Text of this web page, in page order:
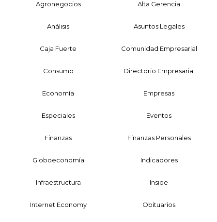
Agronegocios Alta Gerencia
Análisis Asuntos Legales
Caja Fuerte Comunidad Empresarial
Consumo Directorio Empresarial
Economía Empresas
Especiales Eventos
Finanzas Finanzas Personales
Globoeconomía Indicadores
Infraestructura Inside
Internet Economy Obituarios